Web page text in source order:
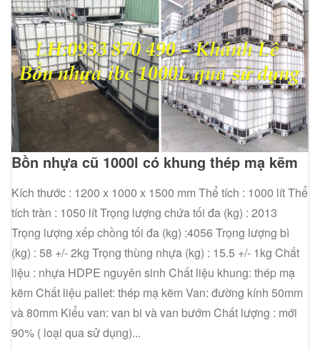
Bồn nhựa cũ 1000l có khung thép mạ kẽm
Kích thước : 1200 x 1000 x 1500 mm Thể tích : 1000 lít Thể
tích tràn : 1050 lít Trọng lượng chứa tối đa (kg) : 2013
Trọng lượng xếp chồng tối đa (kg) :4056 Trọng lượng bì
(kg) : 58 +/- 2kg Trọng thùng nhựa (kg) : 15.5 +/- 1kg Chất
liệu : nhựa HDPE nguyên sinh Chất liệu khung: thép mạ
kẽm Chất liệu pallet: thép mạ kẽm Van: đường kính 50mm
và 80mm Kiểu van: van bi và van bướm Chất lượng : mới
90% ( loại qua sử dụng)...